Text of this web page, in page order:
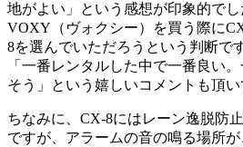
地がよい」という感想が印象的で
VOXY（ヴォクシー）を買う際に
8を選んでいただろうという判断で
「一番レンタルした中で一番良い
そう」という嬉しいコメントも頂い
ちなみに、CX-8にはレーン逸脱防
ですが、アラームの音の鳴る場所